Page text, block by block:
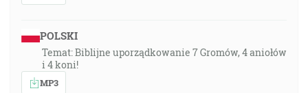
POLSKI
Temat: Biblijne uporządkowanie 7 Gromów, 4 aniołów
i 4 koni!
MP3